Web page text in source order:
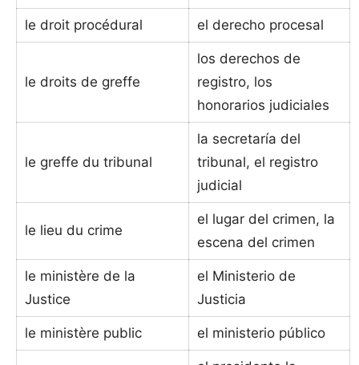
le droit procédural el derecho procesal
le droits de greffe
los derechos de
registro, los
honorarios judiciales
le greffe du tribunal
la secretaría del
tribunal, el registro
judicial
le lieu du crime
el lugar del crimen, la
escena del crimen
le ministère de la
Justice
el Ministerio de
Justicia
le ministère public el ministerio público